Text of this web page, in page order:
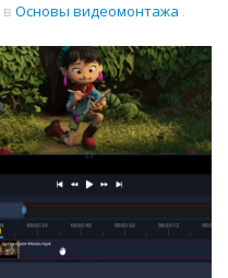
в Основы видеомонтажа .